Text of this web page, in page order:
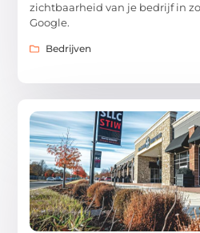
zichtbaarheid van je bedrijf in
Google.
Bedrijven